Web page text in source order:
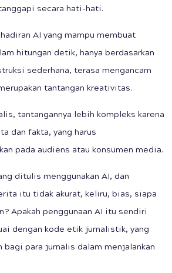
secara hati-hati.
AI yang mampu membuat
hitungan detik, hanya berdasarkan
sederhana, terasa mengancam
tantangan kreativitas.
tantangannya lebih kompleks karena
dan fakta, yang harus
pada audiens atau konsumen media.
ditulis menggunakan AI, dan
itu tidak akurat, keliru, bias, siapa
Apakah penggunaan AI itu sendiri
dengan kode etik jurnalistik, yang
bagi para jurnalis dalam menjalankan